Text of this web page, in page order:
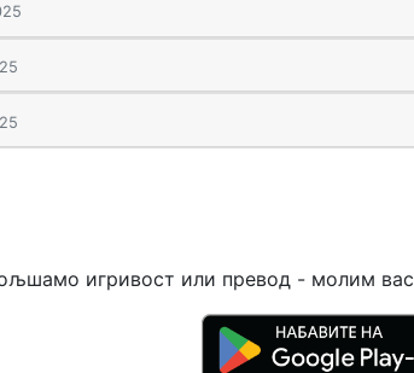
игривост или превод - молим вас